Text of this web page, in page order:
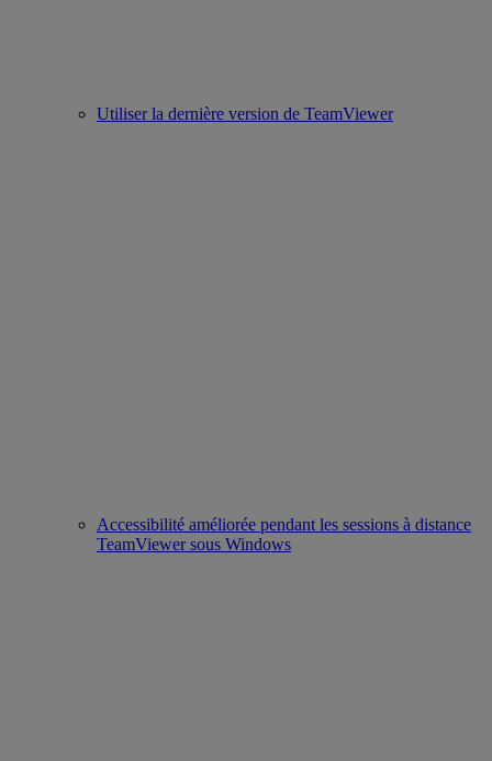
Utiliser la dernière version de TeamViewer
Accessibilité améliorée pendant les sessions à distance
TeamViewer sous Windows